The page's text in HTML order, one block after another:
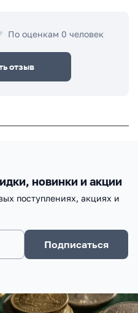
По оценкам 0 человек
отзыв
новинки и акции
поступлениях, акциях и
Подписаться